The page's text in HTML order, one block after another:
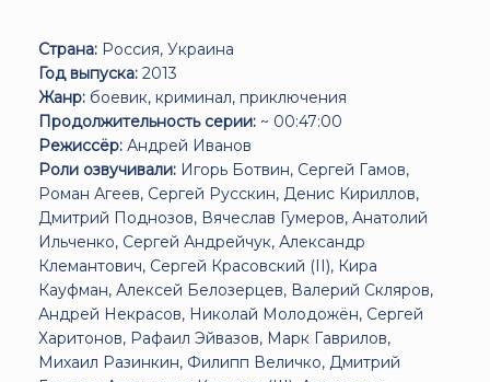
Страна: Россия, Украина
Год выпуска: 2013
Жанр: боевик, криминал, приключения
Продолжительность серии: ~ 00:47:00
Режиссёр: Андрей Иванов
Роли озвучивали: Игорь Ботвин, Сергей Гамов,
Роман Агеев, Сергей Русскин, Денис Кириллов,
Дмитрий Поднозов, Вячеслав Гумеров, Анатолий
Ильченко, Сергей Андрейчук, Александр
Клемантович, Сергей Красовский (II), Кира
Кауфман, Алексей Белозерцев, Валерий Скляров,
Андрей Некрасов, Николай Молодожён, Сергей
Харитонов, Рафаил Эйвазов, Марк Гаврилов,
Михаил Разинкин, Филипп Величко, Дмитрий